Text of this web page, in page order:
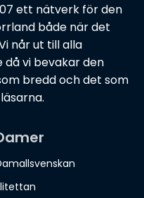
ett nätverk för den
både när det
når ut till alla
vi bevakar den
bredd och det som